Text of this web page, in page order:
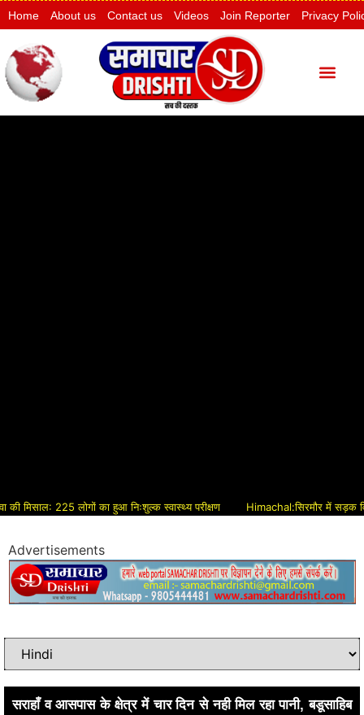
Home About us Contact us Videos Join Reporter Privacy
225 लोगों का हुआ निःशुल्क स्वास्थ्य परीक्षण Himachal:सिरमौर में सड़क विकास को
Advertisements
सराहाँ व आसपास के क्षेत्र में चार दिन से नही मिल रहा पानी, बडूसाहिब